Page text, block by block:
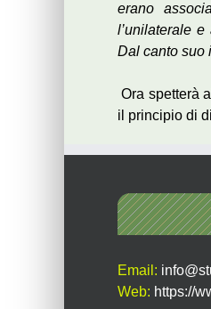
erano
l’unilaterale
Dal canto suo
Ora spetterà
il principio di
Email:
Web: https://